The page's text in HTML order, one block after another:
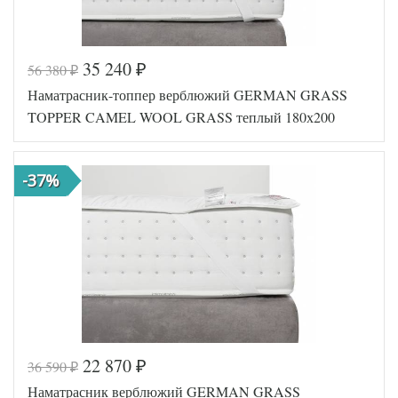
Код товара
577-018
Артикул
BP46701
0530966
5
Назначение
Чехол
наматрасника
180х200
Наполнитель
пух
Сатин
Производитель
Belpol
(Россия)
Код товара
Артикул
GG-9183
56 380₽ 35 240 ₽
Наматрасник-топпер верблюжий GERMAN GRASS
TOPPER CAMEL WOOL GRASS теплый 180х200
-37%
36 590₽ 22 870 ₽
Наматрасник верблюжий GERMAN GRASS